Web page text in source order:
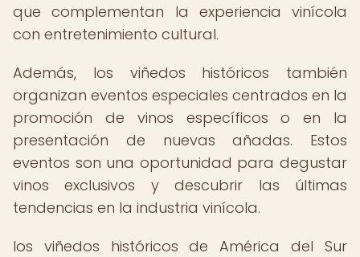
que complementan la experiencia vinícola
con entretenimiento cultural.
Además, los viñedos históricos también
organizan eventos especiales centrados en la
promoción de vinos específicos o en la
presentación de nuevas añadas. Estos
eventos son una oportunidad para degustar
vinos exclusivos y descubrir las últimas
tendencias en la industria vinícola.
los viñedos históricos de América del Sur